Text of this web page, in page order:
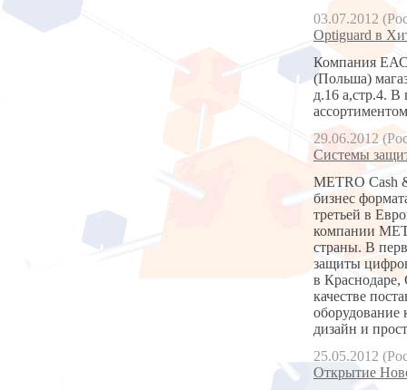
03.07.2012
Optiguard в
Компания ЕАС
(Польша)
д.16 а,стр.4.
29.06.2012
Системы
METRO Cash
бизнес
третьей в
компании
страны. В
защиты
в
качестве
дизайн и
25.05.2012
Открытие